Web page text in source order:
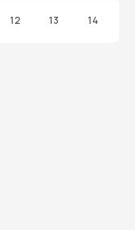
12 13 14